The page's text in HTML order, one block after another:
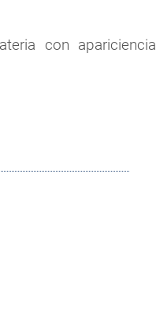
con apariciencia